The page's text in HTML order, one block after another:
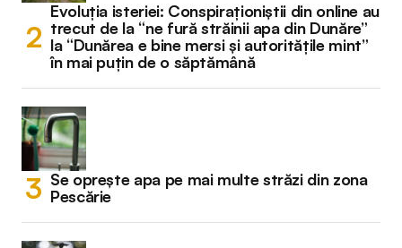
Evoluția isteriei: Conspiraționiștii din online au
trecut de la “ne fură străinii apa din Dunăre”
la “Dunărea e bine mersi și autoritățile mint”
în mai puțin de o săptămână
Se oprește apa pe mai multe străzi din zona
Pescărie